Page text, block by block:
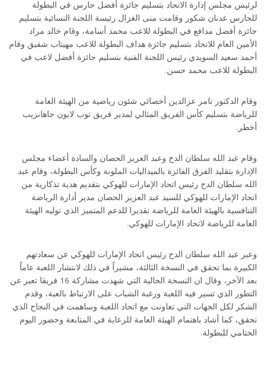
لرئيس مجلس إدارة الاتحاد بتسليم جائزة أفضل حارس في البطولة
للحارس عدنان شكور وقامت منى الغزال رئيسة اللجنة النسائية بتسليم
جائزة أفضل مدافع في البطولة للاعب محمد أسامة، وقام خالد مراد
الأمين العام للاتحاد بتسليم جائزة هداف البطولة للاعب مهيتاب شفيق وقام
أحمد سعيد السويدي رئيس اللجنة الفنية بتسليم جائزة أفضل لاعب في
البطولة للاعب محمد حسن.
وقام الدكتور تامر عزالدين أخصائي شئون رياضية من الهيئة العامة
للرياضة بتسليم كأس الفريق المثالي لمدير فريق توب لايون جاهانزيب
أخطر.
وقام عبد الله سلطان الدح وعبد العزيز الحصان والسادة أعضاء مجلس
الإدارة بتقليد الفرق الفائزة بالميداليات الملونة وكأس البطولة، وقام عبد
الله سلطان الدح رئيس اتحاد الإمارات للهوكي بتقديم هدية تذكارية من
اتحاد الإمارات للهوكي للسيد عبد العزيز الحصان مدير أدارة الرياضة
التنافسية بالهيئة العامة للرياضة تقديرا للدعم المتميز الذي توليه الهيئة
العامة للرياضة لاتحاد الإمارات للهوكي.
وعبر عبد الله سلطان الدح رئيس اتحاد الإمارات للهوكي عن سعادتهم
الكبيرة بما تحقق في النسخة الثالثة، مشيراً في ذلك لانتشار اللعبة عاماً
بعد الآخر، وقال ان النسخة الحالية التي شهدت مشاركة 16 فريقا تعبر عن
التطور الذي تسير فيه اللعبة ورغبة الشباب على الارتباط بالعبة، وقدم
الشكر لكل الجهات التي تعاونت مع اتحاد اللعبة وساهمت في النجاح الذي
تحقق، كما أشاد باهتمام الهيئة العامة للرعاية في المتابعة وحضور اليوم
الختامي للبطولة.